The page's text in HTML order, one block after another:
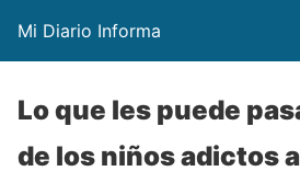
Mi Diario Informa
Lo que les puede
de los niños adictos